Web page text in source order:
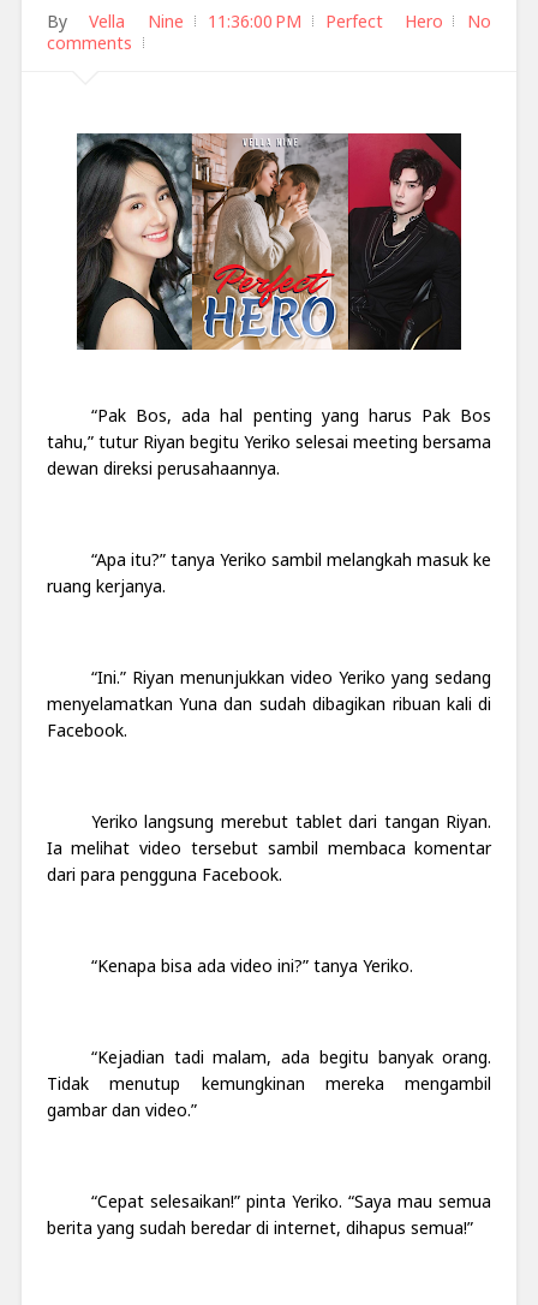
ByVella Nine 11:36:00 PM Perfect Hero
No
comments
“Pak Bos, ada hal penting yang harus Pak Bos
tahu,” tutur Riyan begitu Yeriko selesai meeting bersama
dewan direksi perusahaannya.
“Apa itu?” tanya Yeriko sambil melangkah masuk ke
ruang kerjanya.
“Ini.” Riyan menunjukkan video Yeriko yang sedang
menyelamatkan Yuna dan sudah dibagikan ribuan kali di
Facebook.
Yeriko langsung merebut tablet dari tangan Riyan.
Ia melihat video tersebut sambil membaca komentar
dari para pengguna Facebook.
“Kenapa bisa ada video ini?” tanya Yeriko.
“Kejadian tadi malam, ada begitu banyak orang.
Tidak menutup kemungkinan mereka mengambil
gambar dan video.”
“Cepat selesaikan!” pinta Yeriko. “Saya mau semua
berita yang sudah beredar di internet, dihapus semua!”